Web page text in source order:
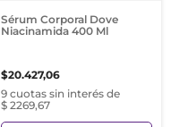
Sérum Corporal Dove
Niacinamida 400 Ml
$20.427,06
9 cuotas sin interés de
$ 2269,67